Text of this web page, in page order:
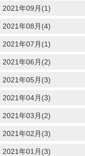
2021年09月(1)
2021年08月(4)
2021年07月(1)
2021年06月(2)
2021年05月(3)
2021年04月(3)
2021年03月(2)
2021年02月(3)
2021年01月(3)